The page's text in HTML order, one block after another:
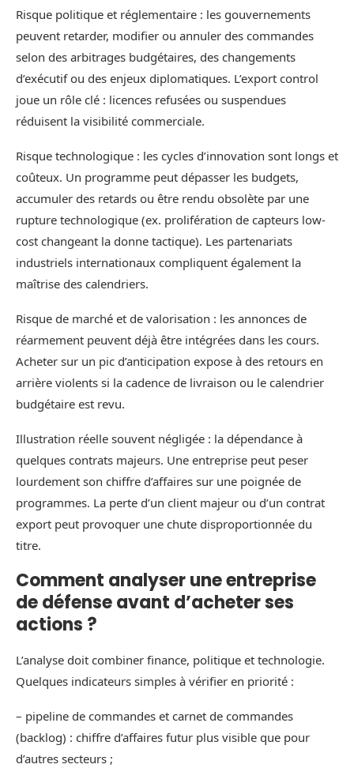
Risque politique et réglementaire : les gouvernements
peuvent retarder, modifier ou annuler des commandes
selon des arbitrages budgétaires, des changements
d’exécutif ou des enjeux diplomatiques. L’export control
joue un rôle clé : licences refusées ou suspendues
réduisent la visibilité commerciale.
Risque technologique : les cycles d’innovation sont longs et
coûteux. Un programme peut dépasser les budgets,
accumuler des retards ou être rendu obsolète par une
rupture technologique (ex. prolifération de capteurs low-
cost changeant la donne tactique). Les partenariats
industriels internationaux compliquent également la
maîtrise des calendriers.
Risque de marché et de valorisation : les annonces de
réarmement peuvent déjà être intégrées dans les cours.
Acheter sur un pic d’anticipation expose à des retours en
arrière violents si la cadence de livraison ou le calendrier
budgétaire est revu.
Illustration réelle souvent négligée : la dépendance à
quelques contrats majeurs. Une entreprise peut peser
lourdement son chiffre d’affaires sur une poignée de
programmes. La perte d’un client majeur ou d’un contrat
export peut provoquer une chute disproportionnée du
titre.
Comment analyser une entreprise
de défense avant d’acheter ses
actions ?
L’analyse doit combiner finance, politique et technologie.
Quelques indicateurs simples à vérifier en priorité :
– pipeline de commandes et carnet de commandes
(backlog) : chiffre d’affaires futur plus visible que pour
d’autres secteurs ;